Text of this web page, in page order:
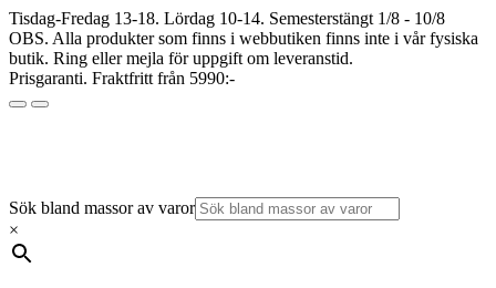
Tisdag-Fredag 13-18. Lördag 10-14. Semesterstängt 1/8 - 10/8
OBS. Alla produkter som finns i webbutiken finns inte i vår fysiska
butik. Ring eller mejla för uppgift om leveranstid.
Prisgaranti. Fraktfritt från 5990:-
Sök bland massor av varor
×